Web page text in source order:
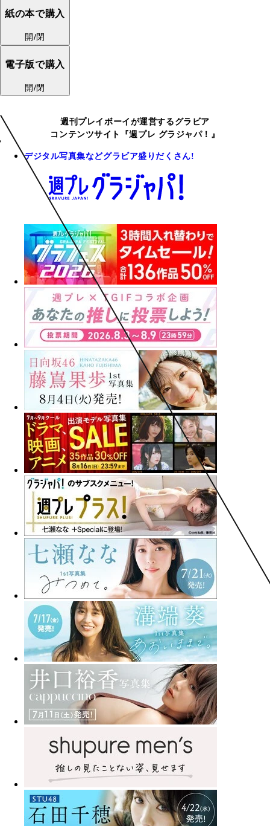
紙の本で購入
開/閉
電子版で購入
開/閉
週刊プレイボーイが運営するグラビア
コンテンツサイト『週プレ グラジャパ！』
デジタル写真集などグラビア盛りだくさん!